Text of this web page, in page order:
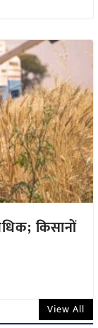
किसानों
View All